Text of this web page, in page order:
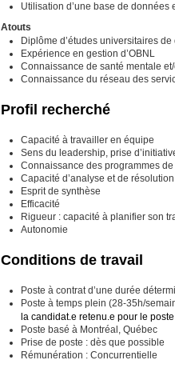
Utilisation d’une base de données
Atouts
Diplôme d’études universitaires
Expérience en gestion d’OBNL
Connaissance de santé mentale
Connaissance du réseau des
Profil recherché
Capacité à travailler en équipe
Sens du leadership, prise
Connaissance des programmes
Capacité d’analyse et de
Esprit de synthèse
Efficacité
Rigueur : capacité à planifier son
Autonomie
Conditions de travail
Poste à contrat d’une durée
Poste à temps plein (28-35h/
la candidat.e retenu.e pour le
Poste basé à Montréal, Québec
Prise de poste : dès que possible
Rémunération : Concurrentielle